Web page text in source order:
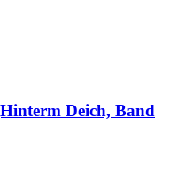
Deich, Band